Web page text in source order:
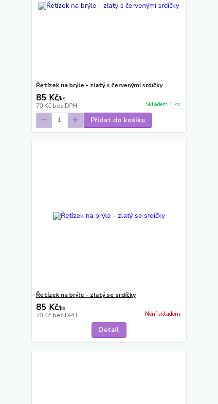
Řetízek na brýle - zlatý s červenými srdíčky
85 Kč/ks
70 Kč bez DPH Skladem 1 ks
Přidat do košíku
Řetízek na brýle - zlatý se srdíčky
85 Kč/ks
70 Kč bez DPH Není skladem
Detail